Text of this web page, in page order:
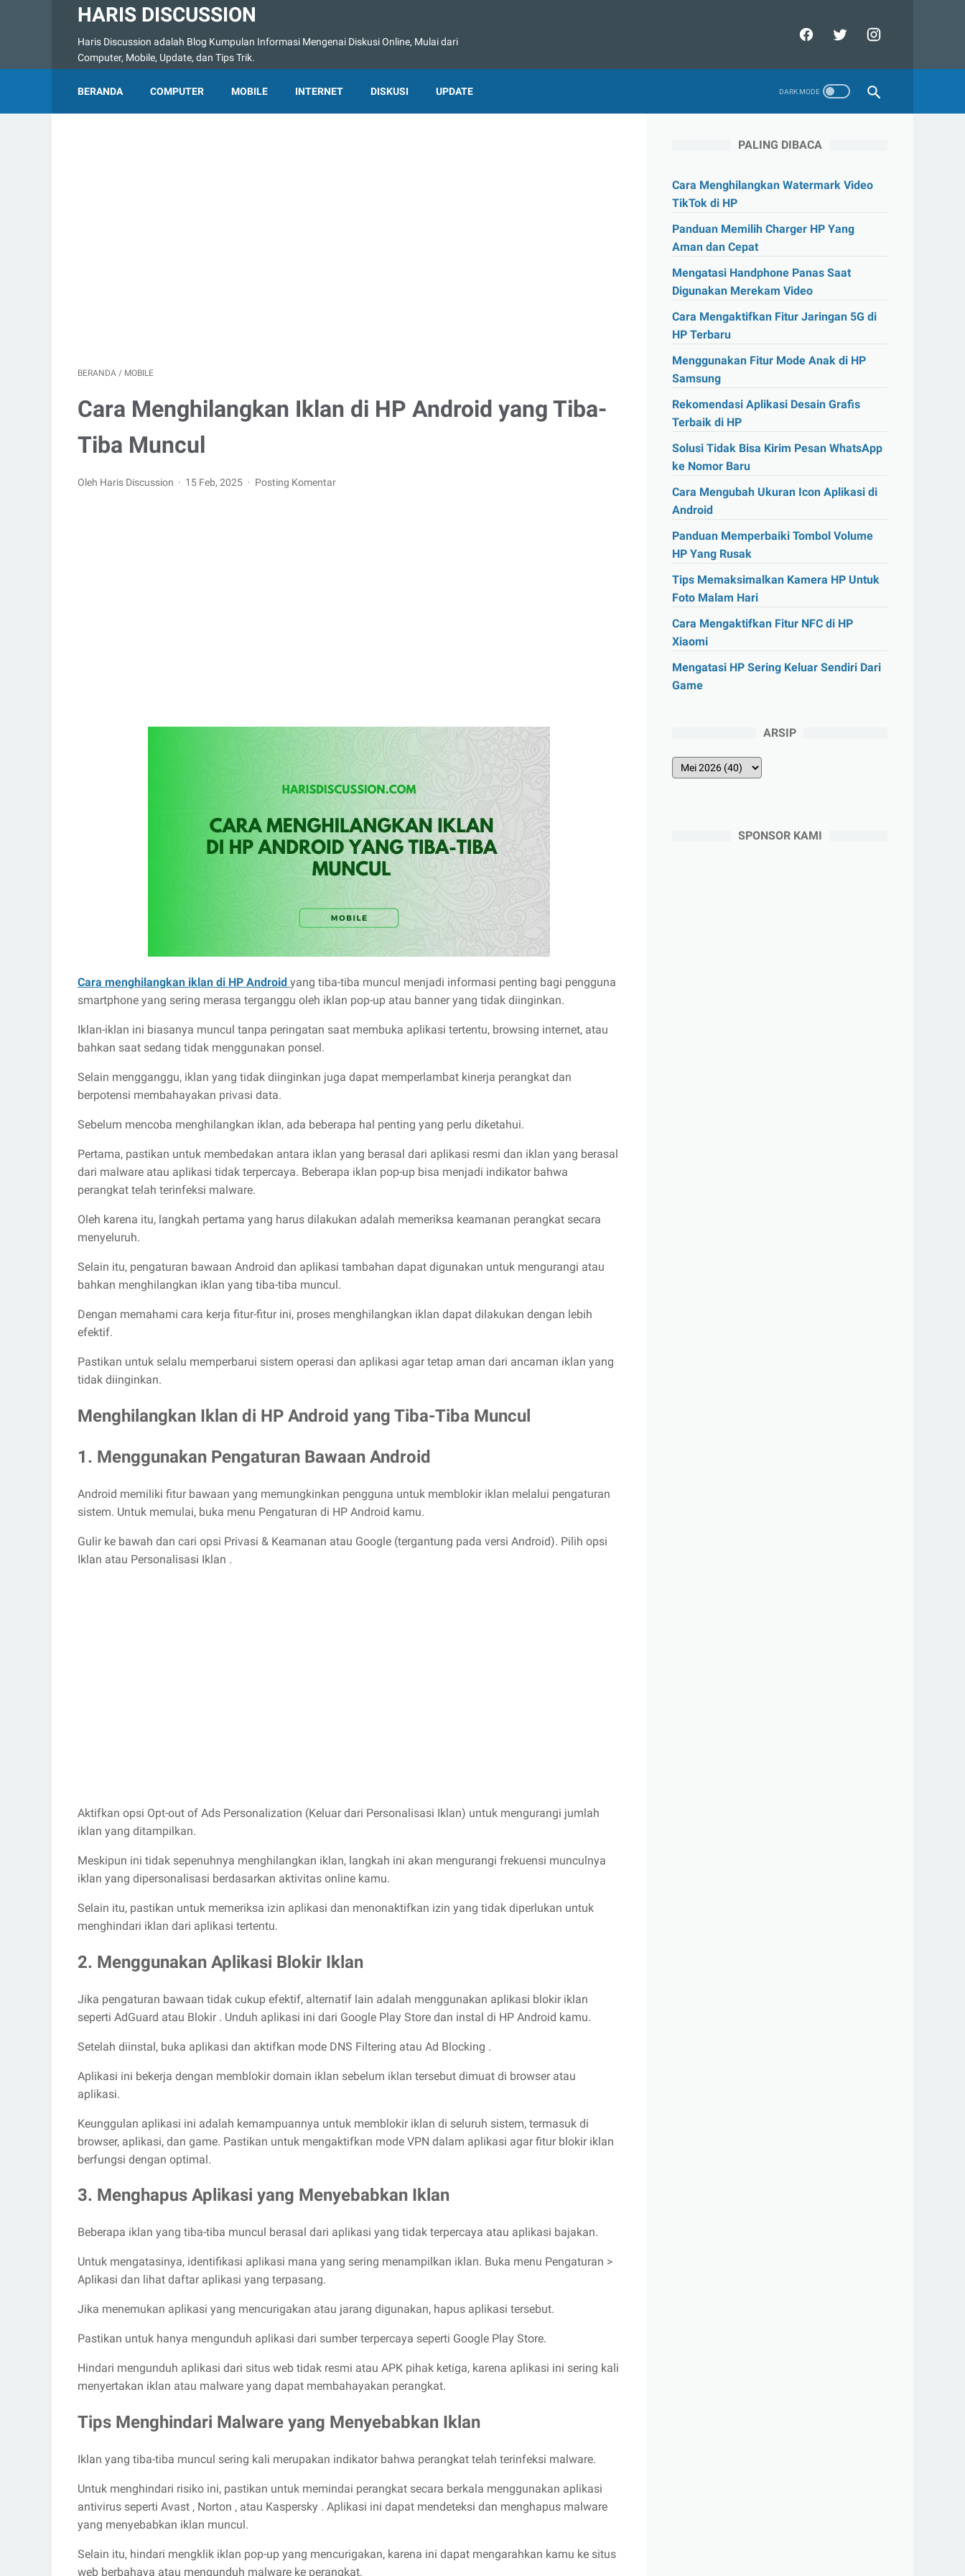
HARIS DISCUSSION
Haris Discussion adalah Blog Kumpulan Informasi Mengenai Diskusi Online, Mulai dari
Computer, Mobile, Update, dan Tips Trik.
BERANDA COMPUTER MOBILE INTERNET DISKUSI UPDATE
BERANDA / MOBILE
Cara Menghilangkan Iklan di HP Android yang Tiba-
Tiba Muncul
Oleh Haris Discussion 15 Feb, 2025 Posting Komentar
Cara menghilangkan iklan di HP Android yang tiba-tiba muncul menjadi informasi penting bagi pengguna
smartphone yang sering merasa terganggu oleh iklan pop-up atau banner yang tidak diinginkan.
Iklan-iklan ini biasanya muncul tanpa peringatan saat membuka aplikasi tertentu, browsing internet, atau
bahkan saat sedang tidak menggunakan ponsel.
Selain mengganggu, iklan yang tidak diinginkan juga dapat memperlambat kinerja perangkat dan
berpotensi membahayakan privasi data.
Sebelum mencoba menghilangkan iklan, ada beberapa hal penting yang perlu diketahui.
Pertama, pastikan untuk membedakan antara iklan yang berasal dari aplikasi resmi dan iklan yang berasal
dari malware atau aplikasi tidak terpercaya. Beberapa iklan pop-up bisa menjadi indikator bahwa
perangkat telah terinfeksi malware.
Oleh karena itu, langkah pertama yang harus dilakukan adalah memeriksa keamanan perangkat secara
menyeluruh.
Selain itu, pengaturan bawaan Android dan aplikasi tambahan dapat digunakan untuk mengurangi atau
bahkan menghilangkan iklan yang tiba-tiba muncul.
Dengan memahami cara kerja fitur-fitur ini, proses menghilangkan iklan dapat dilakukan dengan lebih
efektif.
Pastikan untuk selalu memperbarui sistem operasi dan aplikasi agar tetap aman dari ancaman iklan yang
tidak diinginkan.
Menghilangkan Iklan di HP Android yang Tiba-Tiba Muncul
1. Menggunakan Pengaturan Bawaan Android
Android memiliki fitur bawaan yang memungkinkan pengguna untuk memblokir iklan melalui pengaturan
sistem. Untuk memulai, buka menu Pengaturan di HP Android kamu.
Gulir ke bawah dan cari opsi Privasi & Keamanan atau Google (tergantung pada versi Android). Pilih opsi
Iklan atau Personalisasi Iklan .
Aktifkan opsi Opt-out of Ads Personalization (Keluar dari Personalisasi Iklan) untuk mengurangi jumlah
iklan yang ditampilkan.
Meskipun ini tidak sepenuhnya menghilangkan iklan, langkah ini akan mengurangi frekuensi munculnya
iklan yang dipersonalisasi berdasarkan aktivitas online kamu.
Selain itu, pastikan untuk memeriksa izin aplikasi dan menonaktifkan izin yang tidak diperlukan untuk
menghindari iklan dari aplikasi tertentu.
2. Menggunakan Aplikasi Blokir Iklan
Jika pengaturan bawaan tidak cukup efektif, alternatif lain adalah menggunakan aplikasi blokir iklan
seperti AdGuard atau Blokir . Unduh aplikasi ini dari Google Play Store dan instal di HP Android kamu.
Setelah diinstal, buka aplikasi dan aktifkan mode DNS Filtering atau Ad Blocking .
Aplikasi ini bekerja dengan memblokir domain iklan sebelum iklan tersebut dimuat di browser atau
aplikasi.
Keunggulan aplikasi ini adalah kemampuannya untuk memblokir iklan di seluruh sistem, termasuk di
browser, aplikasi, dan game. Pastikan untuk mengaktifkan mode VPN dalam aplikasi agar fitur blokir iklan
berfungsi dengan optimal.
3. Menghapus Aplikasi yang Menyebabkan Iklan
Beberapa iklan yang tiba-tiba muncul berasal dari aplikasi yang tidak terpercaya atau aplikasi bajakan.
Untuk mengatasinya, identifikasi aplikasi mana yang sering menampilkan iklan. Buka menu Pengaturan >
Aplikasi dan lihat daftar aplikasi yang terpasang.
Jika menemukan aplikasi yang mencurigakan atau jarang digunakan, hapus aplikasi tersebut.
Pastikan untuk hanya mengunduh aplikasi dari sumber terpercaya seperti Google Play Store.
Hindari mengunduh aplikasi dari situs web tidak resmi atau APK pihak ketiga, karena aplikasi ini sering kali
menyertakan iklan atau malware yang dapat membahayakan perangkat.
Tips Menghindari Malware yang Menyebabkan Iklan
Iklan yang tiba-tiba muncul sering kali merupakan indikator bahwa perangkat telah terinfeksi malware.
Untuk menghindari risiko ini, pastikan untuk memindai perangkat secara berkala menggunakan aplikasi
antivirus seperti Avast , Norton , atau Kaspersky . Aplikasi ini dapat mendeteksi dan menghapus malware
yang menyebabkan iklan muncul.
Selain itu, hindari mengklik iklan pop-up yang mencurigakan, karena ini dapat mengarahkan kamu ke situs
web berbahaya atau mengunduh malware ke perangkat.
PALING DIBACA
Cara Menghilangkan Watermark Video
TikTok di HP
Panduan Memilih Charger HP Yang
Aman dan Cepat
Mengatasi Handphone Panas Saat
Digunakan Merekam Video
Cara Mengaktifkan Fitur Jaringan 5G di
HP Terbaru
Menggunakan Fitur Mode Anak di HP
Samsung
Rekomendasi Aplikasi Desain Grafis
Terbaik di HP
Solusi Tidak Bisa Kirim Pesan WhatsApp
ke Nomor Baru
Cara Mengubah Ukuran Icon Aplikasi di
Android
Panduan Memperbaiki Tombol Volume
HP Yang Rusak
Tips Memaksimalkan Kamera HP Untuk
Foto Malam Hari
Cara Mengaktifkan Fitur NFC di HP
Xiaomi
Mengatasi HP Sering Keluar Sendiri Dari
Game
ARSIP
SPONSOR KAMI